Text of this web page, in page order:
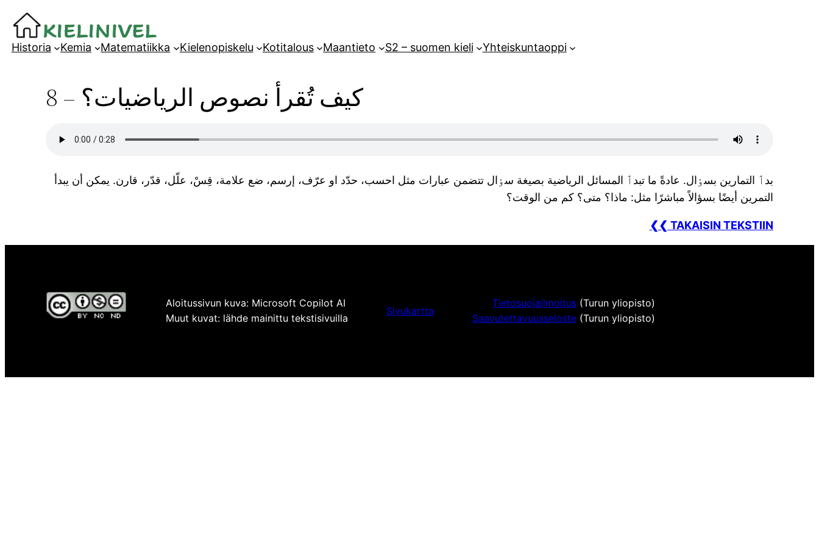
Siirry
sisältöön
Historia
Kemia Matematiikka Kielenopiskelu Kotitalous Maantieto S2 – suomen kieli Yhteiskuntaoppi
كيف تُقرأ نصوص الرياضيات؟ – 8
بدٲ التمارين بسٶال. عادةً ما تبدٲ المسائل الرياضية بصيغة سٶال تتضمن عبارات مثل احسب، حدّد او عرّف، إرسم، ضع علامة، قِسْ، علّل، قدّر، قارن. يمكن أن يبدأ
التمرين أيضًا بسؤالاً مباشرًا مثل: ماذا؟ متى؟ كم من الوقت؟
❮❮ TAKAISIN TEKSTIIN
Aloitussivun kuva: Microsoft Copilot AI
Muut kuvat: lähde mainittu tekstisivuilla
Sivukartta
Tietosuojailmoitus (Turun yliopisto)
Saavutettavuusseloste (Turun yliopisto)